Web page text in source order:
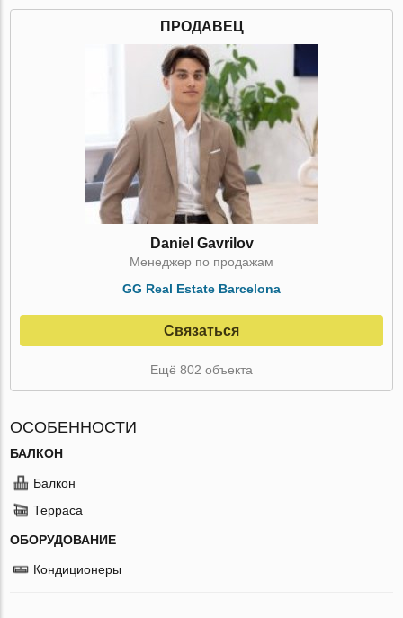
ПРОДАВЕЦ
Daniel Gavrilov
Менеджер по продажам
GG Real Estate Barcelona
Связаться
Ещё 802 объекта
ОСОБЕННОСТИ
БАЛКОН
Балкон
Терраса
ОБОРУДОВАНИЕ
Кондиционеры